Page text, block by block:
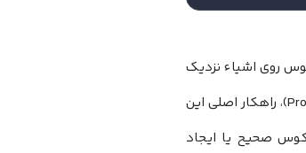
روی اشیاء نزدیک
میشود. در حال حاضر، عینک‌های دو دید (Bifocal) و پیشرفته‌تر از آن، عینک‌های تدریجی (Progressive)، راهکار اصلی این
صحیح یا ایجاد